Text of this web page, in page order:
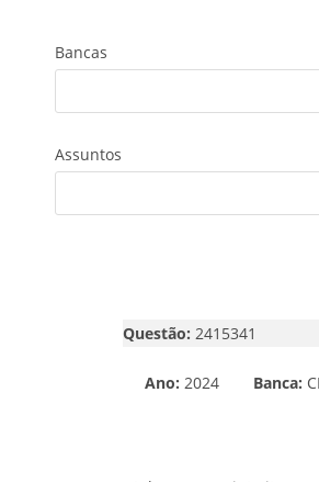
Bancas
Assuntos
Questão: 2415341
Ano: 2024 Banca: